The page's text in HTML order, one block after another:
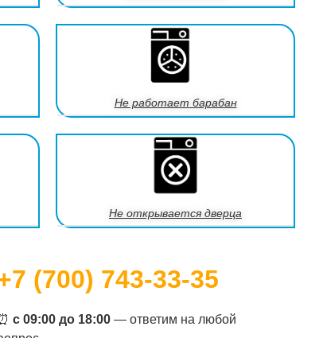
Не работает барабан
Не открывается дверца
(700) 743-33-35
с 09:00 до 18:00— ответим на любой